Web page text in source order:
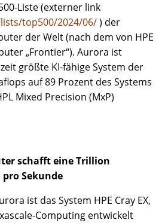
Liste (externer link
top500/2024/06/) der
der Welt (nach dem von HPE
„Frontier“). Aurora ist
größte KI-fähige System der
auf 89 Prozent des Systems
Mixed Precision (MxP)
schafft eine Trillion
Sekunde
ist das System HPE Cray EX,
Computing entwickelt